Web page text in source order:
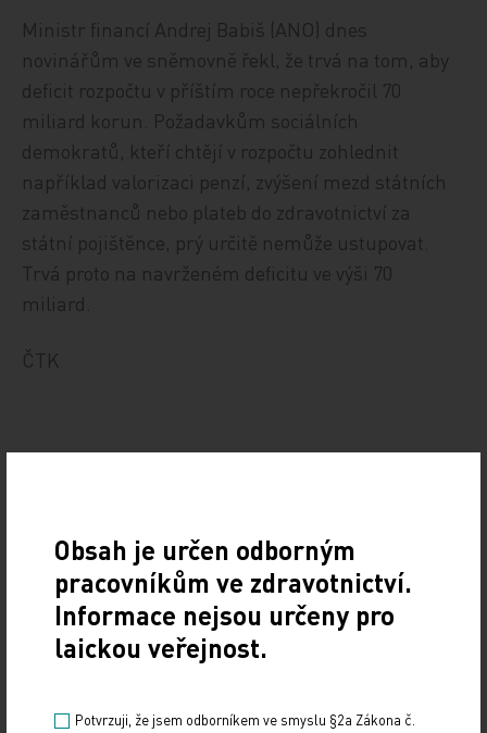
Ministr financí Andrej Babiš (ANO) dnes
novinářům ve sněmovně řekl, že trvá na tom, aby
deficit rozpočtu v příštím roce nepřekročil 70
miliard korun. Požadavkům sociálních
demokratů, kteří chtějí v rozpočtu zohlednit
například valorizaci penzí, zvýšení mezd státních
zaměstnanců nebo plateb do zdravotnictví za
státní pojištěnce, prý určitě nemůže ustupovat.
Trvá proto na navrženém deficitu ve výši 70
miliard.
ČTK
Sdílejte článek
Obsah je určen odborným
pracovníkům ve zdravotnictví.
Informace nejsou určeny pro
laickou veřejnost.
Potvrzuji, že jsem odborníkem ve smyslu §2a Zákona č.